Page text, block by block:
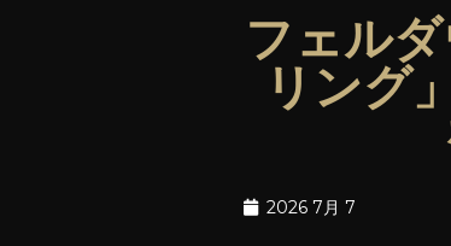
フェル
リング
2026 7月 7